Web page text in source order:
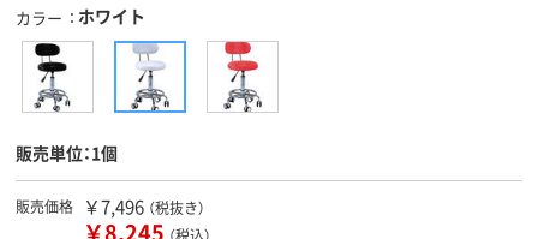
カラー ホワイト
販売単位：1個
販売価格 ￥7,496 （税抜き）
￥8,245